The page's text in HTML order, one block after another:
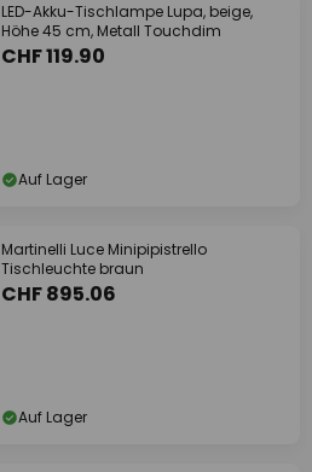
LED-Akku-Tischlampe Lupa, beige,
Höhe 45 cm, Metall Touchdim
CHF 119.90
Auf Lager
Martinelli Luce Minipipistrello
Tischleuchte braun
CHF 895.06
Auf Lager